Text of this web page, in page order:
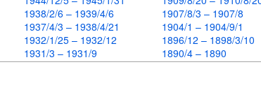
1938/2/6 – 1939/4/6
1937/4/3 – 1938/4/21
1932/1/25 – 1932/12
1931/3 – 1931/9
1907/8/3 – 1907/8
1904/1 – 1904/9/1
1896/12 – 1898/3/10
1890/4 – 1890